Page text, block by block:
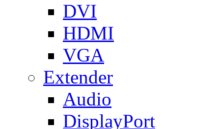
DVI
HDMI
VGA
Extender
Audio
DisplayPort